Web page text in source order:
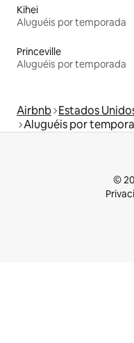
Kihei
Aluguéis por temporada
Princeville
Aluguéis por temporada
Airbnb Estados
Aluguéis por
©